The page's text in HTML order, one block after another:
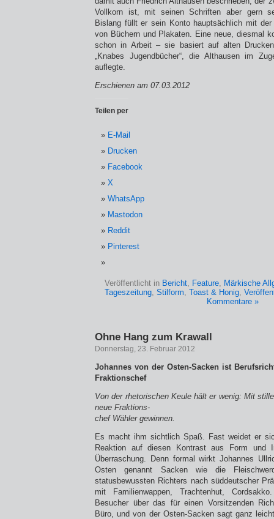
Vollkorn ist, mit seinen Schriften aber gern
Bislang füllt er sein Konto hauptsächlich mit
von Büchern und Plakaten. Eine neue, diesmal
schon in Arbeit – sie basiert auf alten Drucken
„Knabes Jugendbücher“, die Althausen im
auflegte.
Erschienen am 07.03.2012
Teilen per
E-Mail
Drucken
Facebook
X
WhatsApp
Mastodon
Reddit
Pinterest
Veröffentlicht in Bericht, Feature, Märkische
Tageszeitung, Stilform, Toast & Honig,
Kommentare »
Ohne Hang zum Krawall
Donnerstag, 23. Februar 2012
Johannes von der Osten-Sacken ist
Fraktionschef
Von der rhetorischen Keule hält er wenig: Mit
neue Fraktions-
chef Wähler gewinnen.
Es macht ihm sichtlich Spaß. Fast weidet er
Reaktion auf diesen Kontrast aus Form und
Überraschung. Denn formal wirkt Johannes
Osten genannt Sacken wie die
statusbewussten Richters nach süddeutscher
mit Familienwappen, Trachtenhut,
Besucher über das für einen Vorsitzenden
Büro, und von der Osten-Sacken sagt ganz